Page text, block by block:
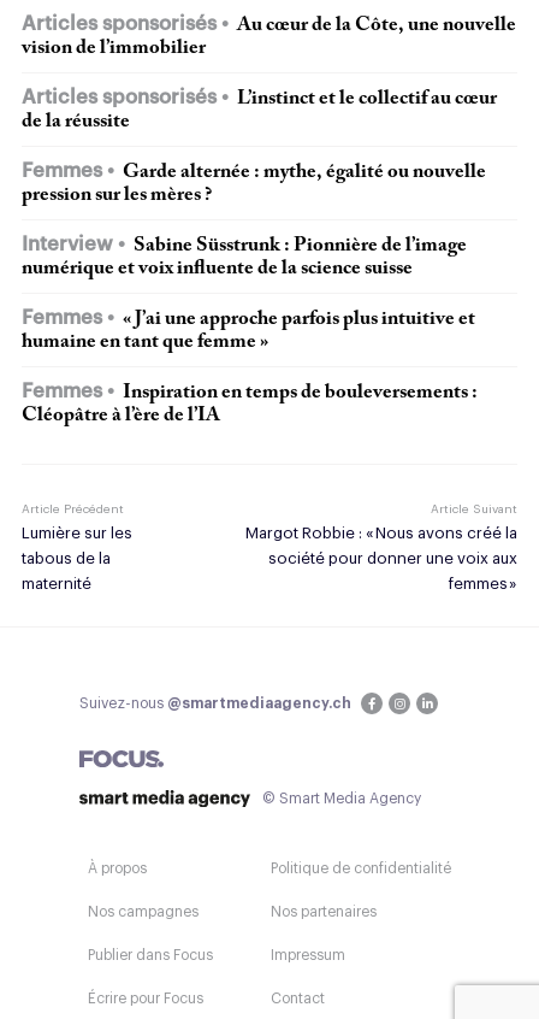
Articles sponsorisés
Au cœur de la Côte, une nouvelle
vision de l’immobilier
Articles sponsorisés
L’instinct et le collectif au cœur
de la réussite
Femmes
Garde alternée : mythe, égalité ou nouvelle
pression sur les mères ?
Interview
Sabine Süsstrunk : Pionnière de l’image
numérique et voix influente de la science suisse
Femmes
« J’ai une approche parfois plus intuitive et
humaine en tant que femme »
Femmes
Inspiration en temps de bouleversements :
Cléopâtre à l’ère de l’IA
Article Précédent
Lumière sur les
tabous de la
maternité
Article Suivant
Margot Robbie : « Nous avons créé la
société pour donner une voix aux
femmes »
Suivez-nous @smartmediaagency.ch
© Smart Media Agency
À propos
Nos campagnes
Publier dans Focus
Écrire pour Focus
Politique de confidentialité
Nos partenaires
Impressum
Contact